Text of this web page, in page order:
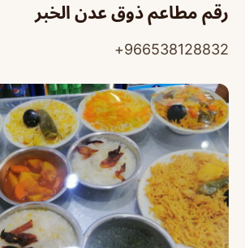
رقم مطاعم ذوق عدن الخبر
966538128832+